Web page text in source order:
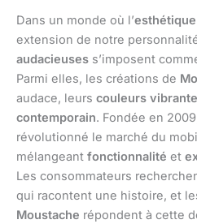
Dans un monde où l’
extension de notre
audacieuses s’imposent
Parmi elles, les créations de
audace, leurs couleurs
contemporain. Fondée en
révolutionné le marché du
mélangeant fonctionnalité et
Les consommateurs
qui racontent une histoire, et
Moustache répondent à cette